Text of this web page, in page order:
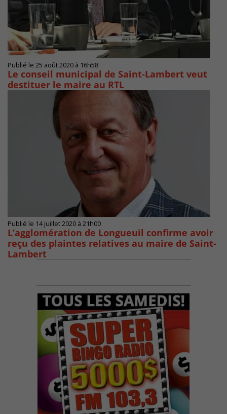
Publié le 25 août 2020 à 16h58
Le conseil municipal de Saint-Lambert veut
destituer le maire au RTL
Publié le 14 juillet 2020 à 21h00
L’agglomération de Longueuil confirme avoir
reçu des plaintes relatives au maire de Saint-
Lambert